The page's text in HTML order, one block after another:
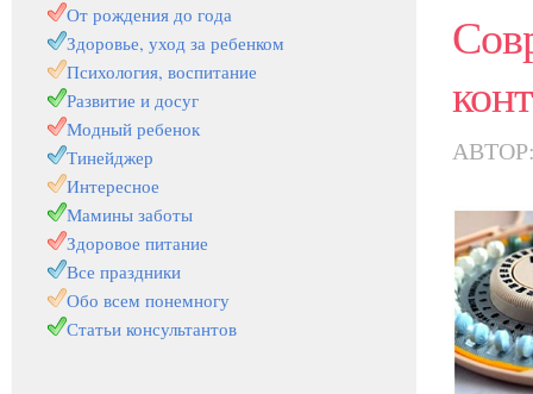
От рождения до года
Здоровье, уход за ребенком
Психология, воспитание
Развитие и досуг
Модный ребенок
Тинейджер
Интересное
Мамины заботы
Здоровое питание
Все праздники
Обо всем понемногу
Статьи консультантов